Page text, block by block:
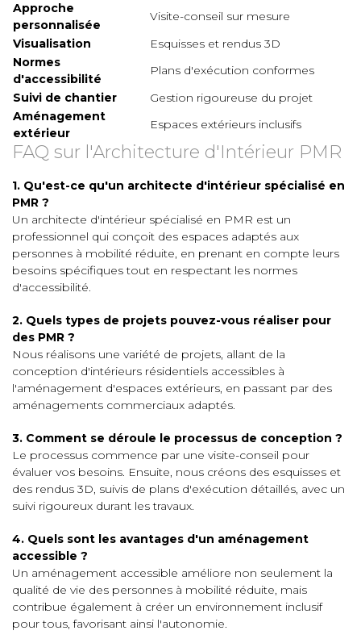
Approche
personnalisée
Visite-conseil sur mesure
Visualisation
Esquisses et rendus 3D
Normes
d'accessibilité
Plans d'exécution conformes
Suivi de chantier
Gestion rigoureuse du projet
Aménagement
extérieur
Espaces extérieurs inclusifs
FAQ sur l'Architecture d'Intérieur PMR
1. Qu'est-ce qu'un architecte d'intérieur spécialisé en
PMR ?
Un architecte d'intérieur spécialisé en PMR est un
professionnel qui conçoit des espaces adaptés aux
personnes à mobilité réduite, en prenant en compte leurs
besoins spécifiques tout en respectant les normes
d'accessibilité.
2. Quels types de projets pouvez-vous réaliser pour
des PMR ?
Nous réalisons une variété de projets, allant de la
conception d'intérieurs résidentiels accessibles à
l'aménagement d'espaces extérieurs, en passant par des
aménagements commerciaux adaptés.
3. Comment se déroule le processus de conception ?
Le processus commence par une visite-conseil pour
évaluer vos besoins. Ensuite, nous créons des esquisses et
des rendus 3D, suivis de plans d'exécution détaillés, avec un
suivi rigoureux durant les travaux.
4. Quels sont les avantages d'un aménagement
accessible ?
Un aménagement accessible améliore non seulement la
qualité de vie des personnes à mobilité réduite, mais
contribue également à créer un environnement inclusif
pour tous, favorisant ainsi l'autonomie.